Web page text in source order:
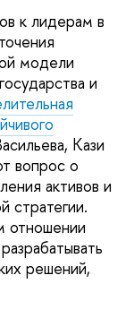
к лидерам в
модели
и
Кази
вопрос о
активов и
стратегии.
отношении
решений,